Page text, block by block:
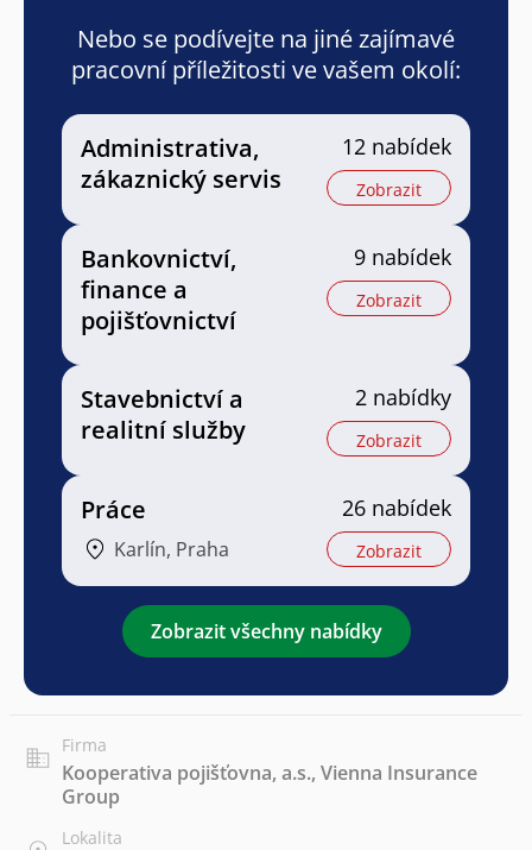
Nebo se podívejte na jiné zajímavé
pracovní příležitosti ve vašem okolí:
Administrativa,
zákaznický servis
12 nabídek
Zobrazit
Bankovnictví,
finance a
pojišťovnictví
9 nabídek
Zobrazit
Stavebnictví a
realitní služby
2 nabídky
Zobrazit
Práce
Karlín, Praha
26 nabídek
Zobrazit
Zobrazit všechny nabídky
Firma
Kooperativa pojišťovna, a.s., Vienna Insurance
Group
Lokalita